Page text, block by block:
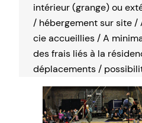
intérieur (grange) ou
/ hébergement sur site /
cie accueillies / A
des frais liés à la
déplacements /